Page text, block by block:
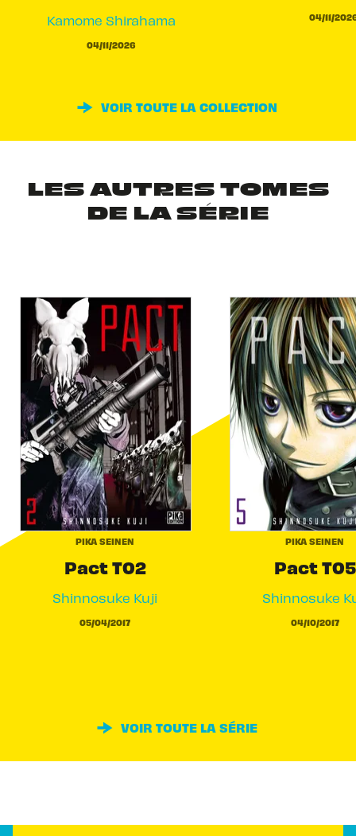
Kamome Shirahama
04/11/2026
04/11/
VOIR TOUTE LA COLLECTION
LES AUTRES TOMES
DE LA SÉRIE
PIKA SEINEN
Pact T02
Shinnosuke Kuji
05/04/2017
PIKA SEINEN
Pact T05
Shinnosuke
04/10/2017
VOIR TOUTE LA SÉRIE